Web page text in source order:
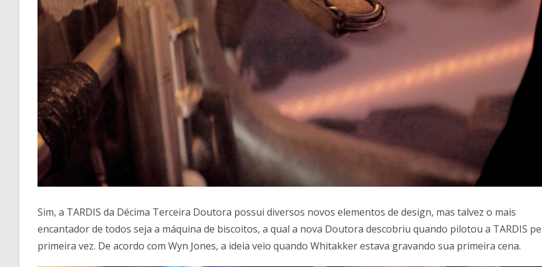
Sim, a TARDIS da Décima Terceira Doutora possui diversos novos elementos de design, mas talvez o mais
encantador de todos seja a máquina de biscoitos, a qual a nova Doutora descobriu quando pilotou a TARDIS
primeira vez. De acordo com Wyn Jones, a ideia veio quando Whitakker estava gravando sua primeira cena.